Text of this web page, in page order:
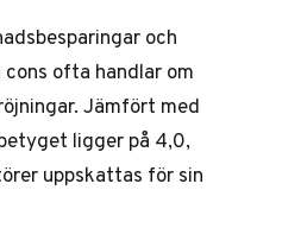
och
ofta handlar om
Jämfört med
ligger på 4,0,
uppskattas för sin